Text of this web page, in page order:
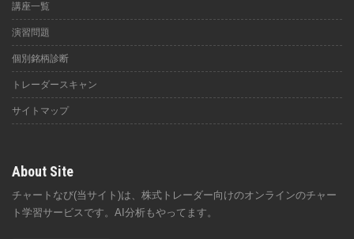
講座一覧
演習問題
個別銘柄診断
トレーダースキャン
サイトマップ
About Site
チャートなび(当サイト)は、株式トレーダー向けのオンラインのチャー
ト学習サービスです。AI分析もやってます。